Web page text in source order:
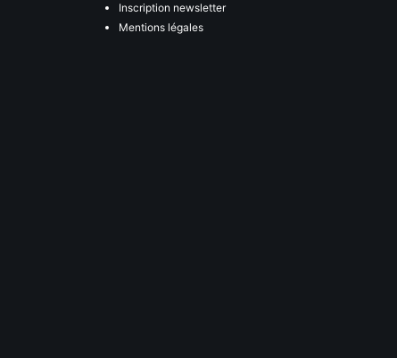
Inscription newsletter
Mentions légales